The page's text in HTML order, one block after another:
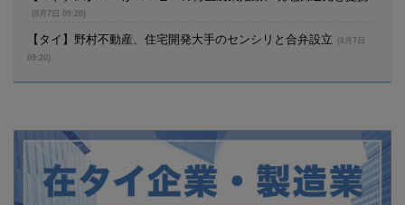
(8月7日 09:20)
【タイ】野村不動産、住宅開発大手のセンシリと合弁設立
(8月7日
09:20)